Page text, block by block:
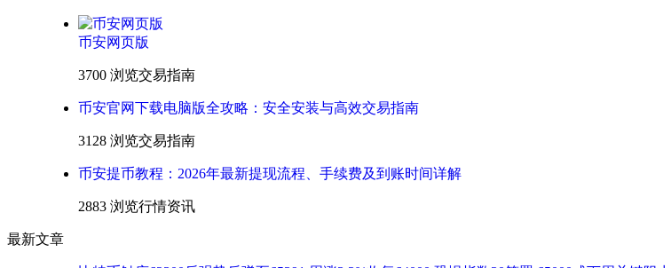
币安网页版
3700 浏览交易指南
币安官网下载电脑版全攻略：安全安装与高效交易指南
3128 浏览交易指南
币安提币教程：2026年最新提现流程、手续费及到账时间详解
2883 浏览行情资讯
最新文章